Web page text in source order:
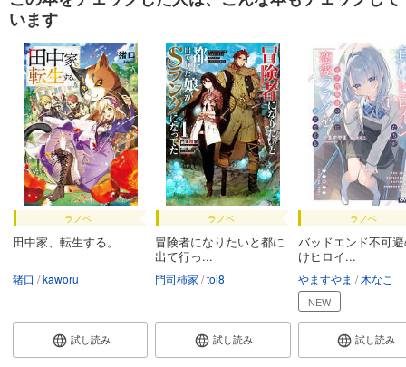
います
ラノベ
田中家、転生する。
猪口 kaworu
試し読み
ラノベ
冒険者になりたいと都に
出て行っ...
門司柿家 toi8
試し読み
ラノベ
バッドエンド不可
けヒロイ...
やますやま 木なこ
NEW
試し読み